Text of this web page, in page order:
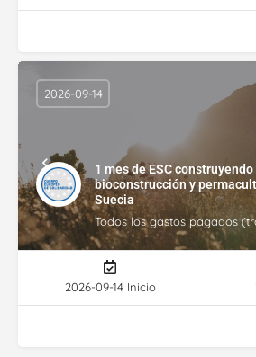
1 mes de ESC
bioconstrucción y
Suecia
Todos los gastos pagados
2026-09-14
2026-09-14 Inicio